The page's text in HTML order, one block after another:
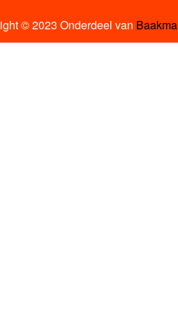
© 2023 Onderdeel van